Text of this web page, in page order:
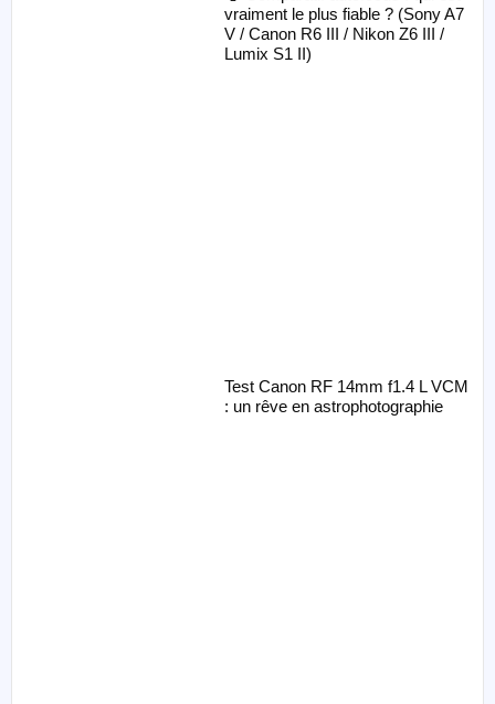
vraiment le plus fiable ? (Sony A7
V / Canon R6 III / Nikon Z6 III /
Lumix S1 II)
Test Canon RF 14mm f1.4 L VCM
: un rêve en astrophotographie